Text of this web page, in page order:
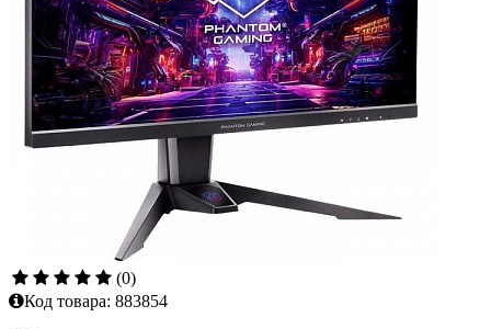
(0)
Код товара: 883854